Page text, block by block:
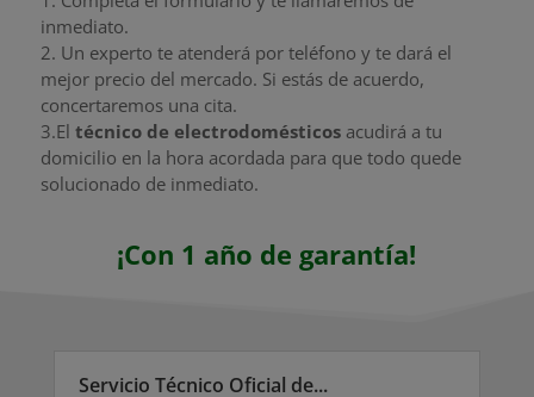
inmediato.
2. Un experto te atenderá por teléfono y te dará el
mejor precio del mercado. Si estás de acuerdo,
concertaremos una cita.
3.El técnico de electrodomésticos acudirá a tu
domicilio en la hora acordada para que todo quede
solucionado de inmediato.
¡Con 1 año de garantía!
Servicio Técnico Oficial de...